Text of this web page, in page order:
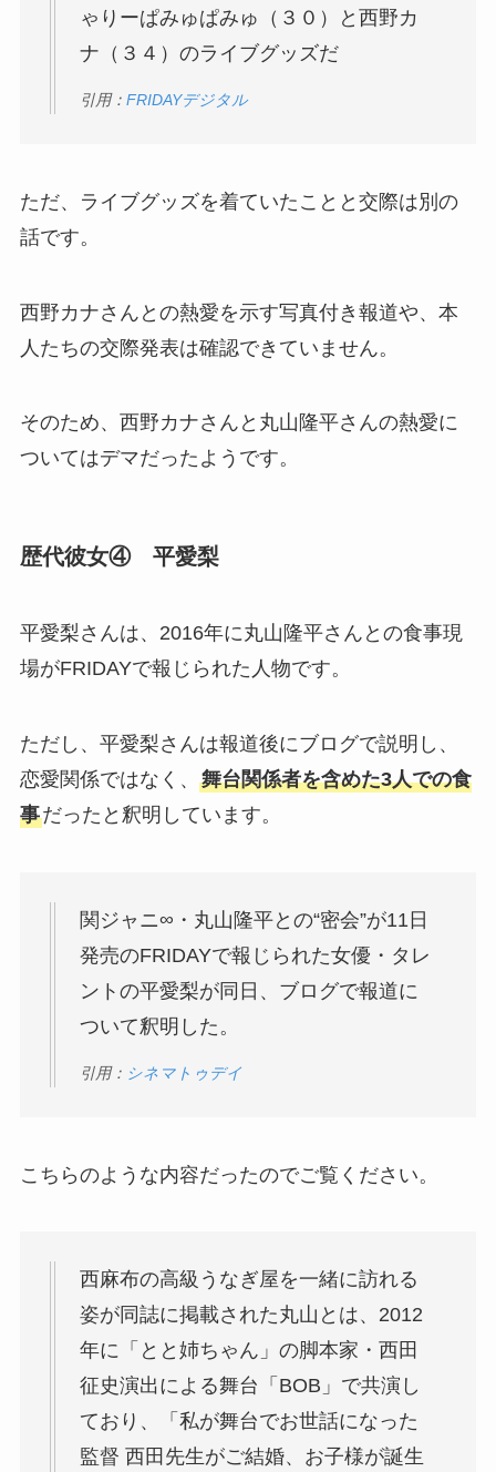
ゃりーぱみゅぱみゅ（３０）と西野カ
ナ（３４）のライブグッズだ
引用： FRIDAYデジタル
ただ、ライブグッズを着ていたことと交際は別の
話です。
西野カナさんとの熱愛を示す写真付き報道や、本
人たちの交際発表は確認できていません。
そのため、西野カナさんと丸山隆平さんの熱愛に
ついてはデマだったようです。
歴代彼女④ 平愛梨
平愛梨さんは、2016年に丸山隆平さんとの食事現
場がFRIDAYで報じられた人物です。
ただし、平愛梨さんは報道後にブログで説明し、
恋愛関係ではなく、 舞台関係者を含めた3人での食
事だったと釈明しています。
関ジャニ∞・丸山隆平との“密会”が11日
発売のFRIDAYで報じられた女優・タレ
ントの平愛梨が同日、ブログで報道に
ついて釈明した。
引用： シネマトゥデイ
こちらのような内容だったのでご覧ください。
西麻布の高級うなぎ屋を一緒に訪れる
姿が同誌に掲載された丸山とは、2012
年に「とと姉ちゃん」の脚本家・西田
征史演出による舞台「BOB」で共演し
ており、「私が舞台でお世話になった
監督 西田先生がご結婚、お子様が誕生